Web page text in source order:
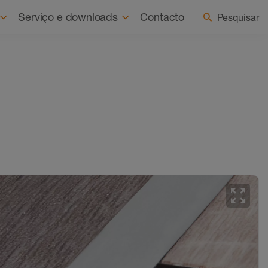
Sobre nós Notícias Selecionar país/idioma
Serviço e downloads Contacto Pesquisar
zoom_out_map